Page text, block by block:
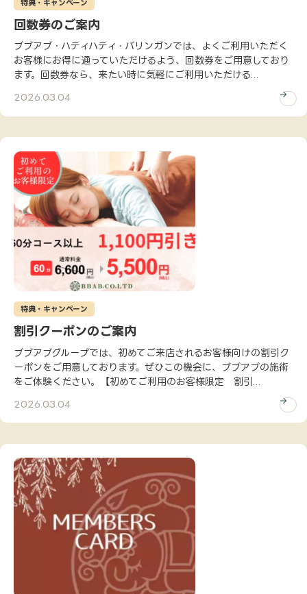
特典・キャンペーン
回数券のご案内
ブブアブ・ハティハティ・バリンガンでは、よくご利用いただく
お客様にお得に通っていただけるよう、回数券をご用意しており
ます。回数券なら、来たい時に気軽にご利用いただける...
2026.03.04
特典・キャンペーン
割引クーポンのご案内
ブブアブグループでは、初めてご来店されるお客様向けの割引ク
ーポンをご用意しております。ぜひこの機会に、ブブアブの施術
をご体験ください。【初めてご利用のお客様限定 割引...
2026.03.04